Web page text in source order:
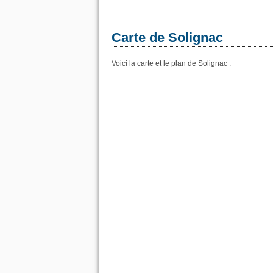
Carte de Solignac
Voici la carte et le plan de Solignac :